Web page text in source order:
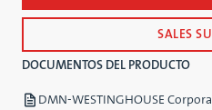
SALES
DOCUMENTOS DEL PRODUCTO
DMN-WESTINGHOUSE